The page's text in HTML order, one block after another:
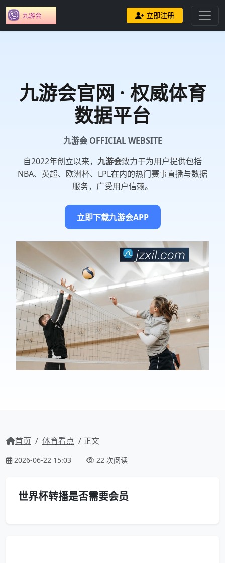
立即注册
九游会官网 · 权威体育
数据平台
九游会 OFFICIAL WEBSITE
自2022年创立以来， 九游会致力于为用户提供包括
NBA、英超、欧洲杯、LPL在内的热门赛事直播与数据
服务，广受用户信赖。
立即下载九游会APP
首页 / 体育看点 / 正文
2026-06-22 15:03 22 次阅读
世界杯转播是否需要会员